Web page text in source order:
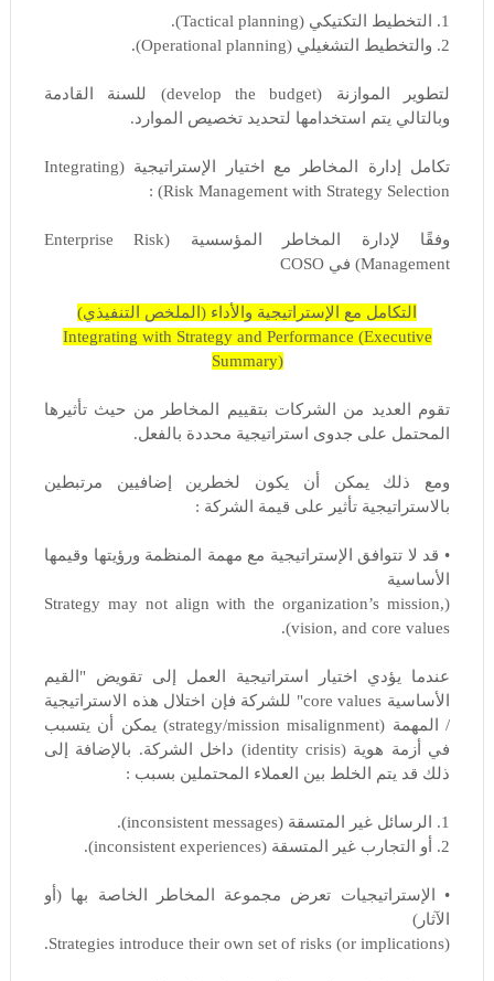
1. التخطيط التكتيكي (Tactical planning).
2. والتخطيط التشغيلي (Operational planning).
لتطوير الموازنة (develop the budget) للسنة القادمة
وبالتالي يتم استخدامها لتحديد تخصيص الموارد.
تكامل إدارة المخاطر مع اختيار الإستراتيجية (Integrating
Risk Management with Strategy Selection) :
وفقًا لإدارة المخاطر المؤسسية (Enterprise Risk
Management) في COSO
التكامل مع الإستراتيجية والأداء (الملخص التنفيذي)
Integrating with Strategy and Performance (Executive
Summary)
تقوم العديد من الشركات بتقييم المخاطر من حيث تأثيرها
المحتمل على جدوى استراتيجية محددة بالفعل.
ومع ذلك يمكن أن يكون لخطرين إضافيين مرتبطين
بالاستراتيجية تأثير على قيمة الشركة :
• قد لا تتوافق الإستراتيجية مع مهمة المنظمة ورؤيتها وقيمها
الأساسية
(Strategy may not align with the organization’s mission,
vision, and core values).
عندما يؤدي اختيار استراتيجية العمل إلى تقويض "القيم
الأساسية core values" للشركة فإن اختلال هذه الاستراتيجية
/ المهمة (strategy/mission misalignment) يمكن أن يتسبب
في أزمة هوية (identity crisis) داخل الشركة. بالإضافة إلى
ذلك قد يتم الخلط بين العملاء المحتملين بسبب :
1. الرسائل غير المتسقة (inconsistent messages).
2. أو التجارب غير المتسقة (inconsistent experiences).
• الإستراتيجيات تعرض مجموعة المخاطر الخاصة بها (أو
الآثار)
Strategies introduce their own set of risks (or implications).